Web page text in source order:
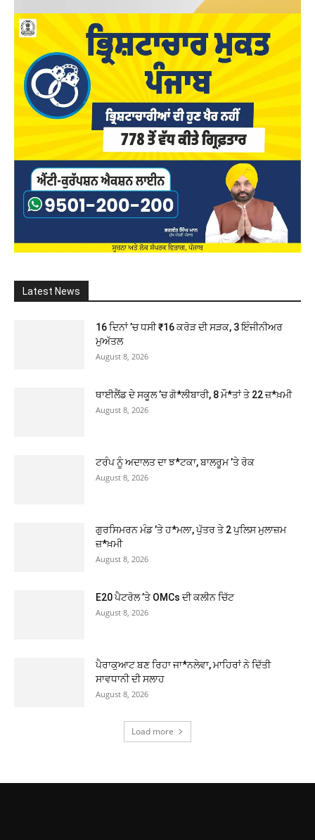
Latest News
16 ਦਿਨਾਂ ’ਚ ਧਸੀ ₹16 ਕਰੋੜ ਦੀ ਸੜਕ, 3 ਇੰਜੀਨੀਅਰ
ਮੁਅੱਤਲ
August 8, 2026
ਥਾਈਲੈਂਡ ਦੇ ਸਕੂਲ ’ਚ ਗੋ*ਲੀਬਾਰੀ, 8 ਮੌ*ਤਾਂ ਤੇ 22 ਜ਼*ਖ਼ਮੀ
August 8, 2026
ਟਰੰਪ ਨੂੰ ਅਦਾਲਤ ਦਾ ਝ*ਟਕਾ, ਬਾਲਰੂਮ ’ਤੇ ਰੋਕ
August 8, 2026
ਗੁਰਸਿਮਰਨ ਮੰਡ ’ਤੇ ਹ*ਮਲਾ, ਪੁੱਤਰ ਤੇ 2 ਪੁਲਿਸ ਮੁਲਾਜ਼ਮ
ਜ਼*ਖ਼ਮੀ
August 8, 2026
E20 ਪੈਟਰੋਲ ’ਤੇ OMCs ਦੀ ਕਲੀਨ ਚਿੱਟ
August 8, 2026
ਪੈਰਾਕੁਆਟ ਬਣ ਰਿਹਾ ਜਾ*ਨਲੇਵਾ, ਮਾਹਿਰਾਂ ਨੇ ਦਿੱਤੀ
ਸਾਵਧਾਨੀ ਦੀ ਸਲਾਹ
August 8, 2026
Load more